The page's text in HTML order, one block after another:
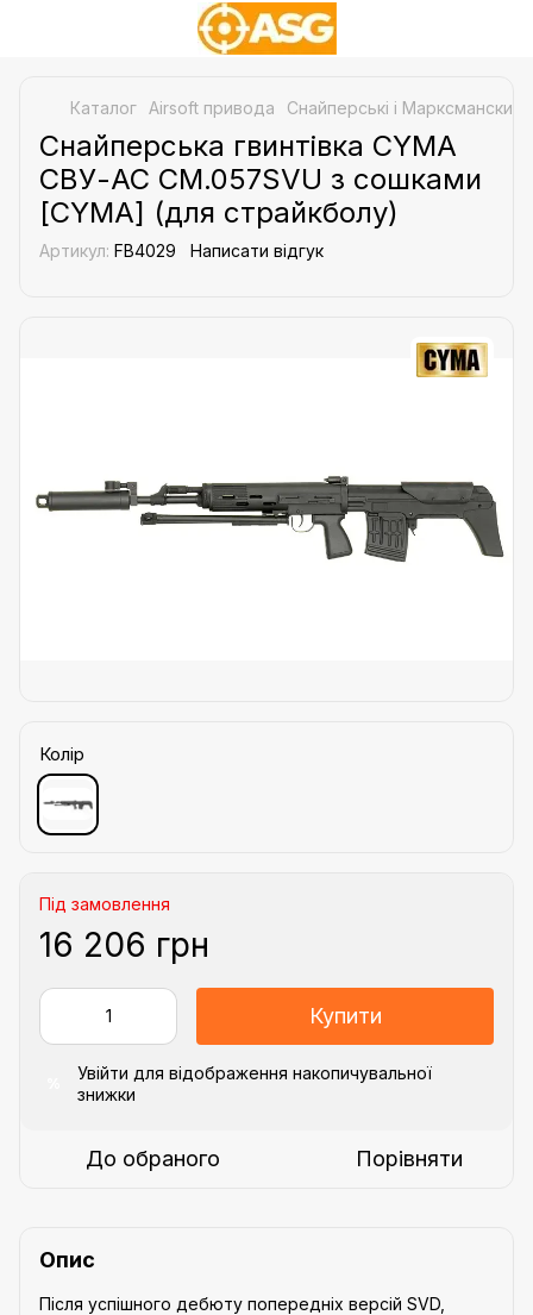
Каталог Airsoft привода Снайперські і Марксманские
Снайперська гвинтівка CYMA
СВУ-АС CM.057SVU з сошками
[CYMA] (для страйкболу)
Артикул: FB4029 Написати відгук
Колір
Під замовлення
16 206 грн
Купити
Увійти для відображення накопичувальної
знижки
До обраного Порівняти
Опис
Після успішного дебюту попередніх версій SVD,